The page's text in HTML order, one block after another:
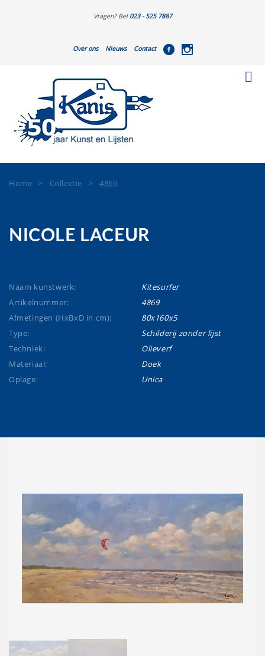
Vragen? Bel 023 - 525 7887
Over ons Nieuws Contact
Home > Collectie >4869
NICOLE LACEUR
Naam kunstwerk:
Kitesurfer
Artikelnummer:
4869
Afmetingen (HxBxD in cm):
80x160x5
Type:
Schilderij zonder lijst
Techniek:
Olieverf
Materiaal:
Doek
Oplage:
Unica